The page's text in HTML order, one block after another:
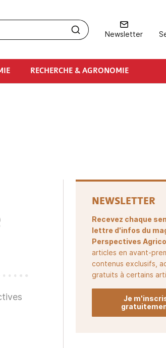
Newsletter
RECHERCHE & AGRONOMIE
NEWSLETTER
Recevez chaque
lettre d'infos du
Perspectives
articles en avant-
contenus exclusifs,
gratuits à certains
Je